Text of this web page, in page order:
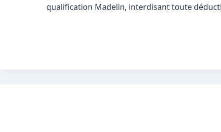
qualification Madelin, interdisant toute